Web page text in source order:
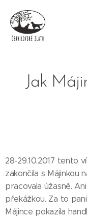
Jak
28-29.10.2017 tento
zakončila s Májinkou
pracovala úžasně.
překážkou. Za to
Májince pokazila